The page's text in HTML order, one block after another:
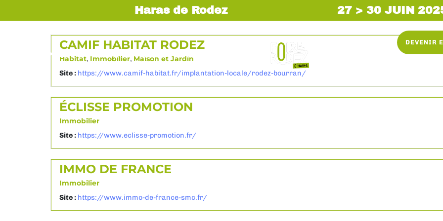
Haras de Rodez 27 > 30 JUIN
EXPOSER VISITER INFOS PRATIQUES
DEVENIR
CAMIF HABITAT RODEZ
Habitat, Immobilier, Maison et Jardin
Site : https://www.camif-habitat.fr/implantation-locale/rodez-bourran/
ÉCLISSE PROMOTION
Immobilier
Site : https://www.eclisse-promotion.fr/
IMMO DE FRANCE
Immobilier
Site : https://www.immo-de-france-smc.fr/